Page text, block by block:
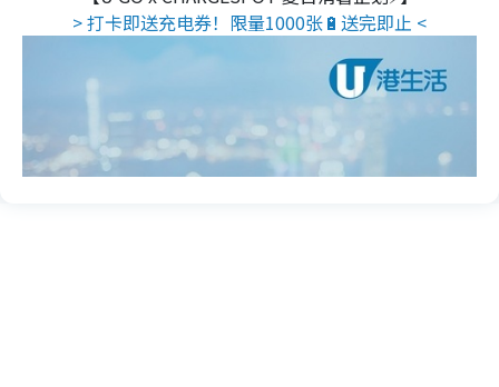
> 打卡即送充电券！限量1000张🔋送完即止 <